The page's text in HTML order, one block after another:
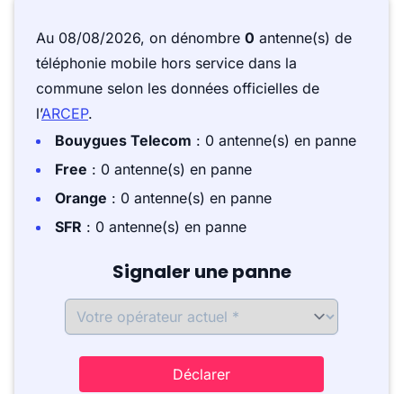
Au 08/08/2026, on dénombre 0 antenne(s) de
téléphonie mobile hors service dans la
commune selon les données officielles de
l’ARCEP.
Bouygues Telecom : 0 antenne(s) en panne
Free : 0 antenne(s) en panne
Orange : 0 antenne(s) en panne
SFR : 0 antenne(s) en panne
Signaler une panne
Déclarer